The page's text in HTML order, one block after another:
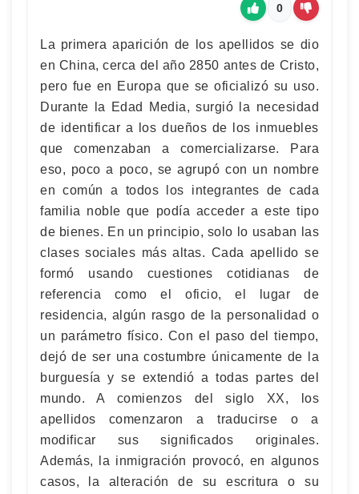
0
La primera aparición de los apellidos se dio
en China, cerca del año 2850 antes de Cristo,
pero fue en Europa que se oficializó su uso.
Durante la Edad Media, surgió la necesidad
de identificar a los dueños de los inmuebles
que comenzaban a comercializarse. Para
eso, poco a poco, se agrupó con un nombre
en común a todos los integrantes de cada
familia noble que podía acceder a este tipo
de bienes. En un principio, solo lo usaban las
clases sociales más altas. Cada apellido se
formó usando cuestiones cotidianas de
referencia como el oficio, el lugar de
residencia, algún rasgo de la personalidad o
un parámetro físico. Con el paso del tiempo,
dejó de ser una costumbre únicamente de la
burguesía y se extendió a todas partes del
mundo. A comienzos del siglo XX, los
apellidos comenzaron a traducirse o a
modificar sus significados originales.
Además, la inmigración provocó, en algunos
casos, la alteración de su escritura o su